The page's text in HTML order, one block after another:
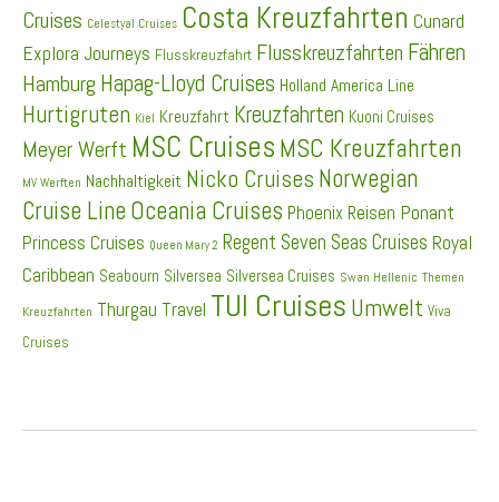
Cruises Celestyal Cruises Costa Kreuzfahrten Cunard
Explora Journeys Flusskreuzfahrt Flusskreuzfahrten Fähren
Hamburg Hapag-Lloyd Cruises Holland America Line
Hurtigruten Kiel Kreuzfahrt Kreuzfahrten Kuoni Cruises
Meyer Werft MSC Cruises MSC Kreuzfahrten
MV Werften Nachhaltigkeit Nicko Cruises Norwegian
Cruise Line Oceania Cruises Phoenix Reisen Ponant
Princess Cruises Queen Mary 2 Regent Seven Seas Cruises Royal
Caribbean Seabourn Silversea Silversea Cruises Swan Hellenic Themen
Kreuzfahrten Thurgau Travel TUI Cruises Umwelt Viva
Cruises